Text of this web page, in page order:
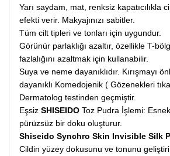
Yarı saydam, mat, renksiz kapatıcılıkla
efekti verir. Makyajınızı sabitler.
Tüm cilt tipleri ve tonları için uygundur.
Görünür parlaklığı azaltır, özellikle T-
fazlalığını azaltmak için kullanabilir.
Suya ve neme dayanıklıdır. Kırışmayı
dayanıklı Komedojenik ( Gözenekleri
Dermatolog testinden geçmiştir.
Eşsiz SHISEIDO Toz Pudra İşlemi: Esnek,
pürüzsüz bir doku oluşturur.
Shiseido Synchro Skin Invisible Silk
Cildin yüzey dokusunu ve tonunu